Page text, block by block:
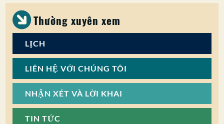
Thường xuyên xem
LỊCH
LIÊN HỆ VỚI CHÚNG TÔI
NHẬN XÉT VÀ LỜI KHAI
TIN TỨC